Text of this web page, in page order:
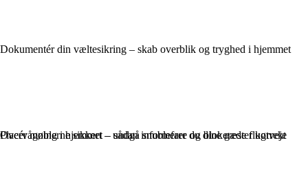
Dokumentér din væltesikring – skab overblik og tryghed i hjemmet
Overvågning i hjemmet – sådan informerer du dine gæster korrekt
Placér møblerne sikkert – undgå snublefare og blokerede flugtveje